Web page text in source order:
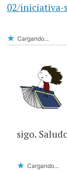
02/iniciativa-
Cargando...
sigo.
Cargando...